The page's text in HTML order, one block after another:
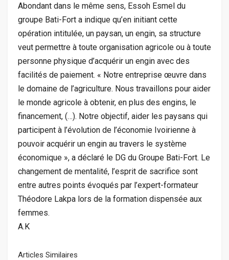
Abondant dans le même sens, Essoh Esmel du
groupe Bati-Fort a indique qu’en initiant cette
opération intitulée, un paysan, un engin, sa structure
veut permettre à toute organisation agricole ou à toute
personne physique d’acquérir un engin avec des
facilités de paiement. « Notre entreprise œuvre dans
le domaine de l’agriculture. Nous travaillons pour aider
le monde agricole à obtenir, en plus des engins, le
financement, (…). Notre objectif, aider les paysans qui
participent à l’évolution de l’économie Ivoirienne à
pouvoir acquérir un engin au travers le système
économique », a déclaré le DG du Groupe Bati-Fort. Le
changement de mentalité, l’esprit de sacrifice sont
entre autres points évoqués par l’expert-formateur
Théodore Lakpa lors de la formation dispensée aux
femmes.
A.K
Articles Similaires